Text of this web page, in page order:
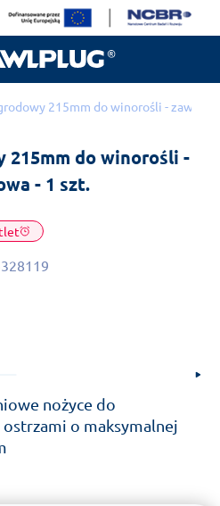
215mm do winorośli -
215mm do winorośli -
- 1 szt.
nożyce do
ostrzami o maksymalnej